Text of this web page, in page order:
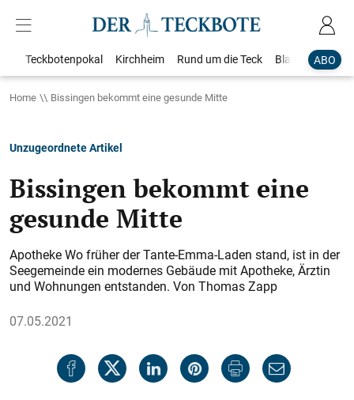
ABO
Teckbotenpokal Kirchheim Rund um die Teck Blaulicht
Home Bissingen bekommt eine gesunde Mitte
Unzugeordnete Artikel
Bissingen bekommt eine
gesunde Mitte
Apotheke Wo früher der Tante-Emma-Laden stand, ist in der
Seegemeinde ein modernes Gebäude mit Apotheke, Ärztin
und Wohnungen entstanden. Von Thomas Zapp
07.05.2021